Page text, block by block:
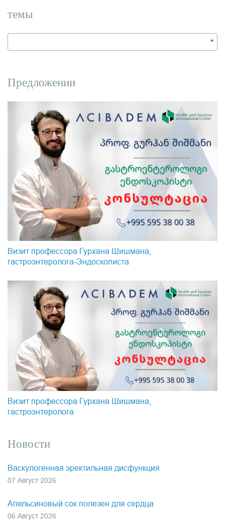
темы
Предложении
Визит профессора Гурхана Шишмана,
гастроэнтеролога-Эндоскопистa
Визит профессора Гурхана Шишмана,
гастроэнтеролога
Новости
Васкулогенная эректильная дисфункция
07 Август 2026
Апельсиновый сок полезен для сердца
06 Август 2026